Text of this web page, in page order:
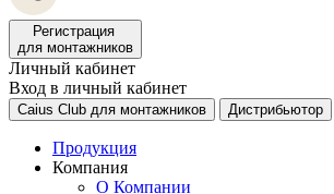
Регистрация
для монтажников
Личный кабинет
Вход в личный кабинет
Caius Club для монтажников Дистрибьютор
Продукция
Компания
О Компании